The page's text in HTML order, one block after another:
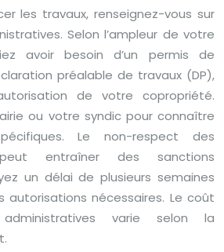
les travaux, renseignez-vous sur
Selon l’ampleur de votre
avoir besoin d’un permis de
préalable de travaux (DP),
de votre copropriété.
ou votre syndic pour connaître
Le non-respect des
entraîner des sanctions
un délai de plusieurs semaines
autorisations nécessaires. Le coût
varie selon la